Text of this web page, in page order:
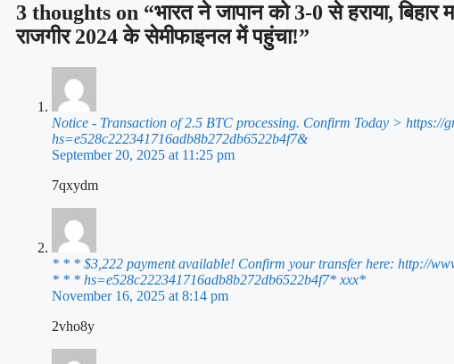
3 thoughts on “भारत ने जापान को 3-0 से हराया, बिहार
राजगीर 2024 के सेमीफाइनल में पहुंचा!”
Notice - Transaction of 2.5 BTC processing. Confirm Today > https://
hs=e528c222341716adb8b272db6522b4f7&
September 20, 2025 at 11:25 pm
7qxydm
* * * $3,222 payment available! Confirm your transfer here: http://
* * * hs=e528c222341716adb8b272db6522b4f7* ххх*
November 16, 2025 at 8:14 pm
2vho8y